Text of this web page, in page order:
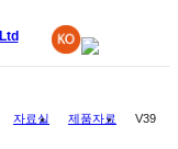
자료실 제품자료 V39